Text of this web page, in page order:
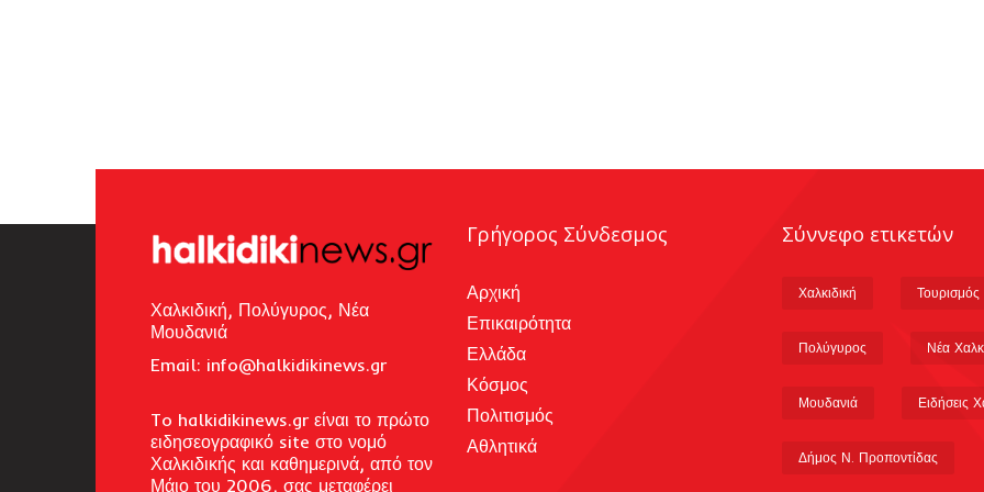
Χαλκιδική, Πολύγυρος, Νέα
Μουδανιά
Email: info@halkidikinews.gr
To halkidikinews.gr είναι το πρώτο
ειδησεογραφικό site στο νομό
Χαλκιδικής και καθημερινά, από τον
Μάιο του 2006, σας μεταφέρει
Γρήγορος Σύνδεσμος
Αρχική
Επικαιρότητα
Ελλάδα
Κόσμος
Πολιτισμός
Αθλητικά
Σύννεφο ετικετών
Χαλκιδική Τουρισμός
Πολύγυρος Νέα
Μουδανιά Ειδήσεις
Δήμος Ν. Προποντίδας